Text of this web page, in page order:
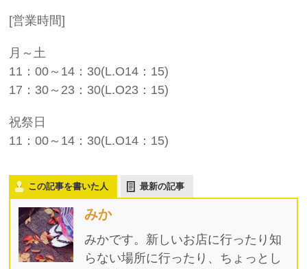
[営業時間]
月～土
11：00～14：30(L.O14：15)
17：30～23：30(L.O23：15)
祝祭日
11：00～14：30(L.O14：15)
この記事を書いた人 最新の記事
みか
みかです。新しいお店に行ったり知
らない場所に行ったり、ちょっとし